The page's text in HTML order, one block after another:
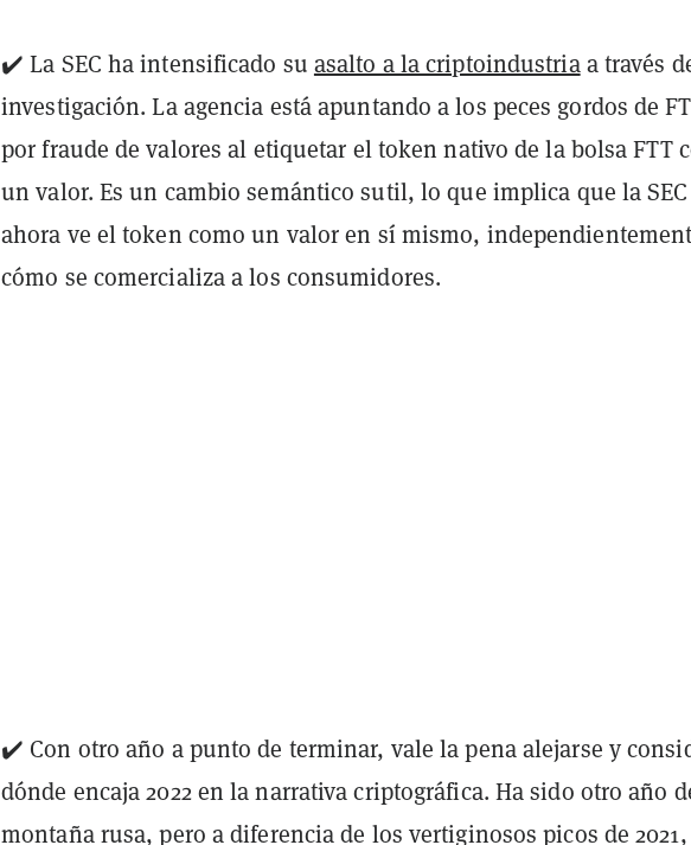
✔️ La SEC ha intensificado su asalto a la criptoindustriaa través
investigación. La agencia está apuntando a los peces gordos de
por fraude de valores al etiquetar el token nativo de la bolsa FTT
un valor. Es un cambio semántico sutil, lo que implica que la SEC
ahora ve el token como un valor en sí mismo,
cómo se comercializa a los consumidores.
✔️ Con otro año a punto de terminar, vale la pena alejarse y
dónde encaja 2022 en la narrativa criptográfica. Ha sido otro año
montaña rusa, pero a diferencia de los vertiginosos picos de 2021,